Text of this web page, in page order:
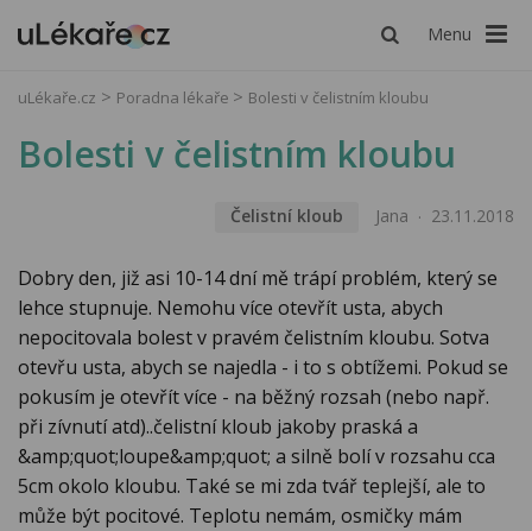
Menu
uLékaře.cz Poradna lékaře Bolesti v čelistním kloubu
Bolesti v čelistním kloubu
Čelistní kloub Jana 23.11.2018
Dobry den, již asi 10-14 dní mě trápí problém, který se
lehce stupnuje. Nemohu více otevřít usta, abych
nepocitovala bolest v pravém čelistním kloubu. Sotva
otevřu usta, abych se najedla - i to s obtížemi. Pokud se
pokusím je otevřít více - na běžný rozsah (nebo např.
při zívnutí atd)..čelistní kloub jakoby praská a
&amp;quot;loupe&amp;quot; a silně bolí v rozsahu cca
5cm okolo kloubu. Také se mi zda tvář teplejší, ale to
může být pocitové. Teplotu nemám, osmičky mám